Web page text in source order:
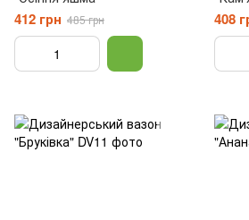
412 грн 485 грн 408